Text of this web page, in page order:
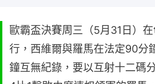
歐霸盃決賽周三（5月31日）
行，西維爾與羅馬在法定90分
鐘互無紀錄，要以互射十二碼